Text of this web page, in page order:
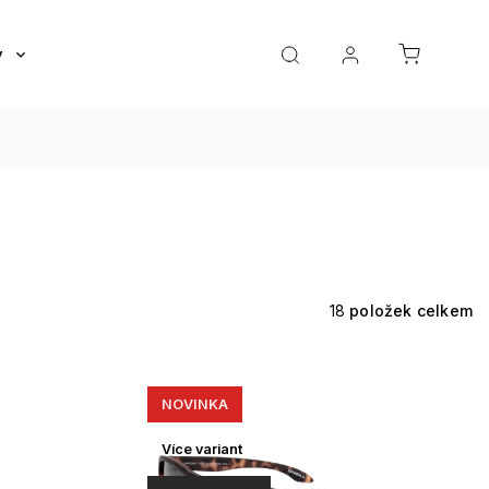
Doplňky
18 položek celkem
NOVINKA
Více variant